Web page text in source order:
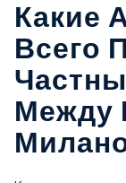
Какие
Всего
Между